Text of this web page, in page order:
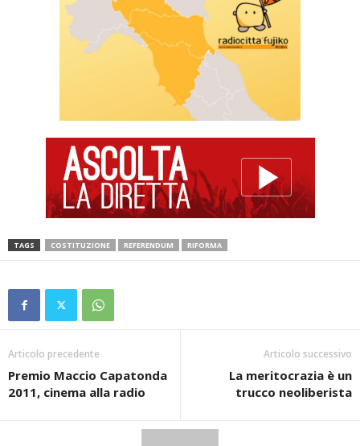
TAGS COSTITUZIONE REFERENDUM RIFORMA
Articolo precedente
Premio Maccio Capatonda
2011, cinema alla radio
Articolo successivo
La meritocrazia è un
trucco neoliberista